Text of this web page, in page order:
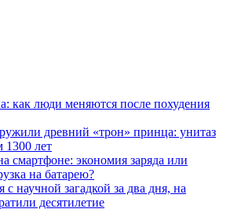
как люди меняются после похудения
древний «трон» принца: унитаз
1300 лет
смартфоне: экономия заряда или
на батарею?
научной загадкой за два дня, на
десятилетие